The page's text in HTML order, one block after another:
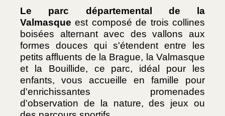
Le parc départemental de la
Valmasque est composé de trois collines
boisées alternant avec des vallons aux
formes douces qui s'étendent entre les
petits affluents de la Brague, la Valmasque
et la Bouillide, ce parc, idéal pour les
enfants, vous accueille en famille pour
d'enrichissantes promenades
d'observation de la nature, des jeux ou